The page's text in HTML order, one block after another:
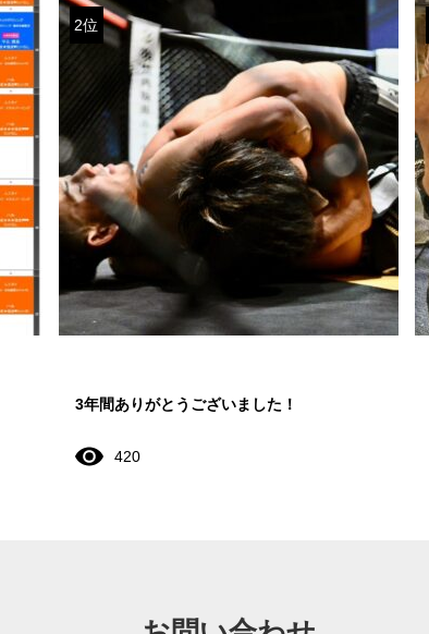
2位
3年間ありがとうございました！
420